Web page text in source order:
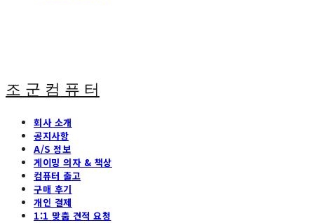
조 군 컴 퓨 터
회사 소개
공지사항
A/S 정보
게이밍 의자 & 책상
컴퓨터 출고
구매 후기
개인 결제
1:1 맞춤 견적 요청